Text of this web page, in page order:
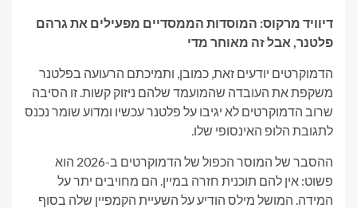
דיוויד מרקוס: המוסדות הממסדיים מפעילים את גרהם
פלטנר, אבל זה מאוחר מדי
הדמוקרטים יודעים זאת, כמובן, ותמיכתם הרעועה בפלטנר
משקפת את העובדה שהמועמד שלהם ניזוק קשות. זו הסיבה
שרוב הדמוקרטים לא יגיבו על פלטנר עכשיו ומדוע שומר נכנס
לתגובת הלופ האינסופי שלו.
ההסבר של המוסר הכפול של הדמוקרטים ב-2026 הוא
פשוט: אין להם תוכנית חזרה במיין. הם מחויבים יתר על
המידה. המושל מילס הודיע ​​על השעיית הקמפיין שלה בסוף